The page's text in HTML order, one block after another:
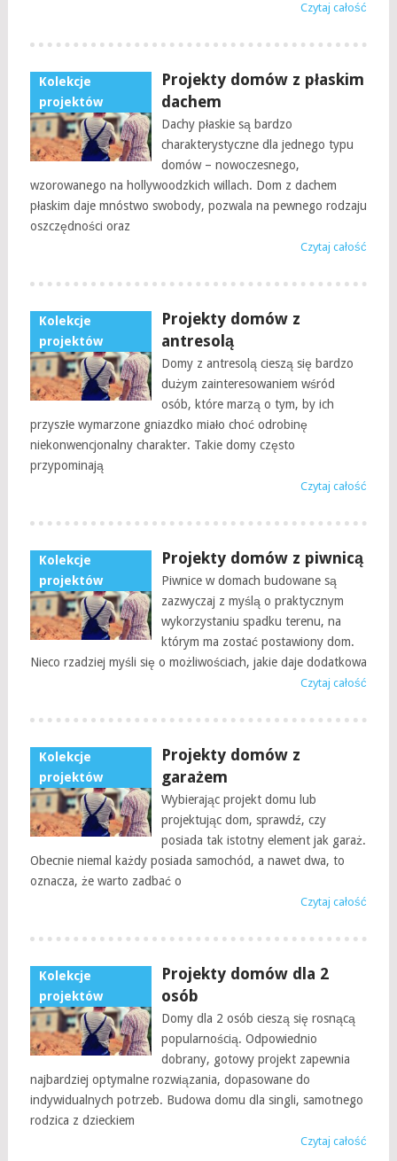
Czytaj całość
Kolekcje
projektów
Projekty domów z płaskim
dachem
Dachy płaskie są bardzo
charakterystyczne dla jednego typu
domów – nowoczesnego,
wzorowanego na hollywoodzkich willach. Dom z dachem
płaskim daje mnóstwo swobody, pozwala na pewnego rodzaju
oszczędności oraz
Czytaj całość
Kolekcje
projektów
Projekty domów z
antresolą
Domy z antresolą cieszą się bardzo
dużym zainteresowaniem wśród
osób, które marzą o tym, by ich
przyszłe wymarzone gniazdko miało choć odrobinę
niekonwencjonalny charakter. Takie domy często
przypominają
Czytaj całość
Kolekcje
projektów
Projekty domów z piwnicą
Piwnice w domach budowane są
zazwyczaj z myślą o praktycznym
wykorzystaniu spadku terenu, na
którym ma zostać postawiony dom.
Nieco rzadziej myśli się o możliwościach, jakie daje dodatkowa
Czytaj całość
Kolekcje
projektów
Projekty domów z
garażem
Wybierając projekt domu lub
projektując dom, sprawdź, czy
posiada tak istotny element jak garaż.
Obecnie niemal każdy posiada samochód, a nawet dwa, to
oznacza, że warto zadbać o
Czytaj całość
Kolekcje
projektów
Projekty domów dla 2
osób
Domy dla 2 osób cieszą się rosnącą
popularnością. Odpowiednio
dobrany, gotowy projekt zapewnia
najbardziej optymalne rozwiązania, dopasowane do
indywidualnych potrzeb. Budowa domu dla singli, samotnego
rodzica z dzieckiem
Czytaj całość